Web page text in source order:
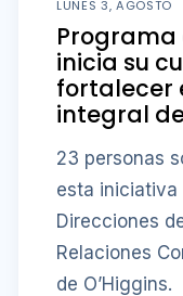
LUNES 3, AGOSTO
Programa
inicia su
fortalecer
integral
23 personas
esta iniciativa
Direcciones
Relaciones
de O’Higgins.